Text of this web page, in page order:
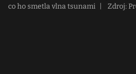
co ho smetla vlna tsunami
Zdroj: